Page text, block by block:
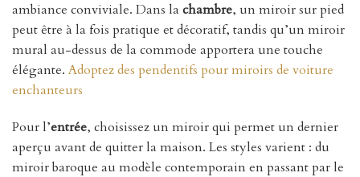
ambiance conviviale. Dans la chambre, un miroir sur pied
peut être à la fois pratique et décoratif, tandis qu’un miroir
mural au-dessus de la commode apportera une touche
élégante. Adoptez des pendentifs pour miroirs de voiture
enchanteurs
Pour l’entrée, choisissez un miroir qui permet un dernier
aperçu avant de quitter la maison. Les styles varient : du
miroir baroque au modèle contemporain en passant par le